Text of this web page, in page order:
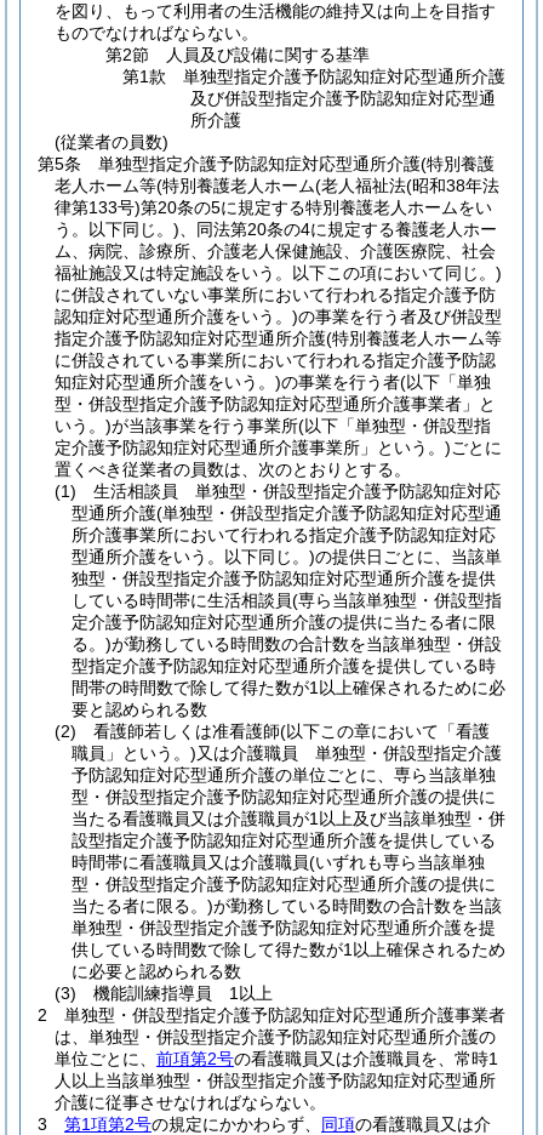
を図り、もって利用者の生活機能の維持又は向上を目指す
ものでなければならない。
第2節
人員及び設備に関する基準
第1款
単独型指定介護予防認知症対応型通所介護
及び併設型指定介護予防認知症対応型通
所介護
(従業者の員数)
第5条
単独型指定介護予防認知症対応型通所介護(特別養護
老人ホーム等(特別養護老人ホーム(老人福祉法(昭和38年法
律第133号)第20条の5に規定する特別養護老人ホームをい
う。以下同じ。) 、同法第20条の4に規定する養護老人ホー
ム、病院、診療所、介護老人保健施設、介護医療院、社会
福祉施設又は特定施設をいう。以下この項において同じ。)
に併設されていない事業所において行われる指定介護予防
認知症対応型通所介護をいう。)の事業を行う者及び併設型
指定介護予防認知症対応型通所介護(特別養護老人ホーム等
に併設されている事業所において行われる指定介護予防認
知症対応型通所介護をいう。)の事業を行う者(以下「単独
型・併設型指定介護予防認知症対応型通所介護事業者」と
いう。)が当該事業を行う事業所(以下「単独型・併設型指
定介護予防認知症対応型通所介護事業所」という。)ごとに
置くべき従業者の員数は、次のとおりとする。
(1)
生活相談員 単独型・併設型指定介護予防認知症対応
型通所介護(単独型・併設型指定介護予防認知症対応型通
所介護事業所において行われる指定介護予防認知症対応
型通所介護をいう。以下同じ。)の提供日ごとに、当該単
独型・併設型指定介護予防認知症対応型通所介護を提供
している時間帯に生活相談員(専ら当該単独型・併設型指
定介護予防認知症対応型通所介護の提供に当たる者に限
る。)が勤務している時間数の合計数を当該単独型・併設
型指定介護予防認知症対応型通所介護を提供している時
間帯の時間数で除して得た数が1以上確保されるために必
要と認められる数
(2)
看護師若しくは准看護師(以下この章において「看護
職員」という。)又は介護職員 単独型・併設型指定介護
予防認知症対応型通所介護の単位ごとに、専ら当該単独
型・併設型指定介護予防認知症対応型通所介護の提供に
当たる看護職員又は介護職員が1以上及び当該単独型・併
設型指定介護予防認知症対応型通所介護を提供している
時間帯に看護職員又は介護職員(いずれも専ら当該単独
型・併設型指定介護予防認知症対応型通所介護の提供に
当たる者に限る。)が勤務している時間数の合計数を当該
単独型・併設型指定介護予防認知症対応型通所介護を提
供している時間数で除して得た数が1以上確保されるため
に必要と認められる数
(3)
機能訓練指導員 1以上
2
単独型・併設型指定介護予防認知症対応型通所介護事業者
は、単独型・併設型指定介護予防認知症対応型通所介護の
単位ごとに、 前項第2号の看護職員又は介護職員を、常時1
人以上当該単独型・併設型指定介護予防認知症対応型通所
介護に従事させなければならない。
3
第1項第2号の規定にかかわらず、 同項の看護職員又は介